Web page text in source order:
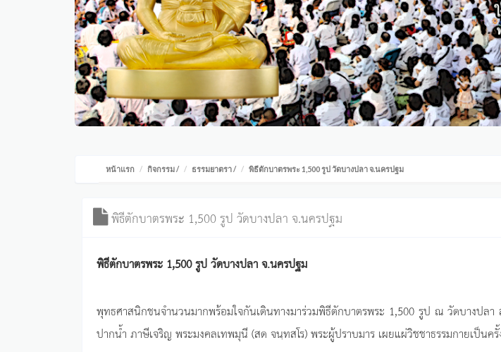
หน้าแรก กิจกรรม/ ธรรมยาตรา/ พิธีตักบาตรพระ 1,500 รูป วัดบางปลา จ.นครปฐม
พิธีตักบาตรพระ 1,500 รูป วัดบางปลา จ.นครปฐม
พิธีตักบาตรพระ 1,500 รูป วัดบางปลา จ.นครปฐม
พุทธศาสนิกชนจำนวนมากพร้อมใจกันเดินทางมาร่วมพิธีตักบาตรพระ 1,500 รูป ณ วัดบางปล
ปากน้ำ ภาษีเจริญ พระมงคลเทพมุนี (สด จนฺทสโร) พระผู้ปราบมาร เผยแผ่วิชชาธรรมกายเป็นครั้